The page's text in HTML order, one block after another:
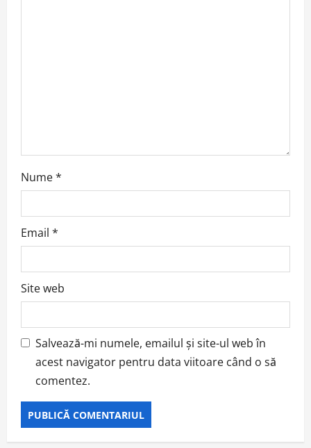
Nume*
Email *
Site web
Salvează-mi numele, emailul și site-ul web în
acest navigator pentru data viitoare când o să
comentez.